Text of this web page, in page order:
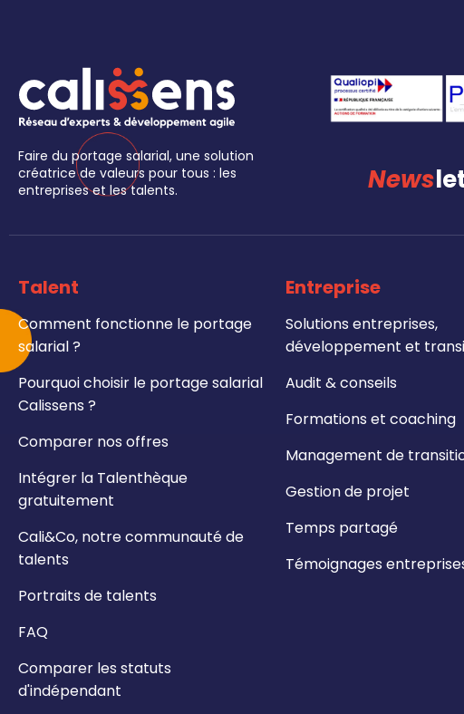
Faire du portage salarial, une solution
créatrice de valeurs pour tous : les
entreprises et les talents.
News
Talent
Comment fonctionne le portage
salarial ?
Pourquoi choisir le portage salarial
Calissens ?
Comparer nos offres
Intégrer la Talenthèque
gratuitement
Cali&Co, notre communauté de
talents
Portraits de talents
FAQ
Comparer les statuts
d'indépendant
Entreprise
Solutions entreprises,
développement et
Audit & conseils
Formations et coaching
Management de
Gestion de projet
Temps partagé
Témoignages